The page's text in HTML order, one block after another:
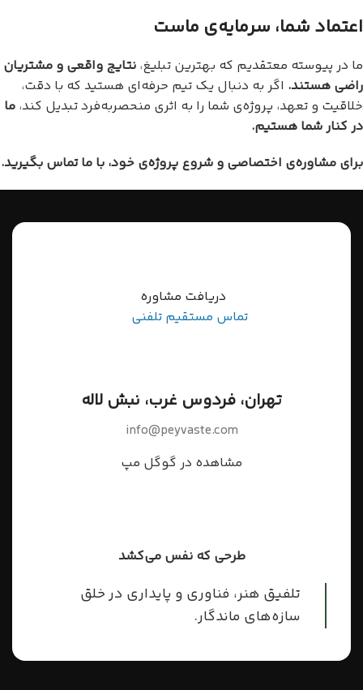
اعتماد شما، سرمایه‌ی ماست
ما در پیوسته معتقدیم که بهترین تبلیغ، نتایج واقعی و مشتریان
راضی هستند. اگر به دنبال یک تیم حرفه‌ای هستید که با دقت،
خلاقیت و تعهد، پروژه‌ی شما را به اثری منحصربه‌فرد تبدیل کند، ما
در کنار شما هستیم.
برای مشاوره‌ی اختصاصی و شروع پروژه‌ی خود، با ما تماس بگیرید.
دریافت مشاوره
تماس مستقیم تلفنی
تهران، فردوس غرب، نبش لاله
info@peyvaste.com
مشاهده در گوگل مپ
طرحی که نفس می‌کشد
تلفیق هنر، فناوری و پایداری در خلق
سازه‌های ماندگار.